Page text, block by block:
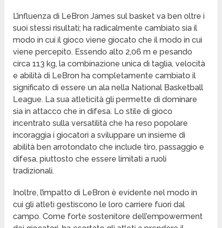
L’influenza di LeBron James sul basket va ben oltre i
suoi stessi risultati; ha radicalmente cambiato sia il
modo in cui il gioco viene giocato che il modo in cui
viene percepito. Essendo alto 2,06 m e pesando
circa 113 kg, la combinazione unica di taglia, velocità
e abilità di LeBron ha completamente cambiato il
significato di essere un ala nella National Basketball
League. La sua atleticità gli permette di dominare
sia in attacco che in difesa. Lo stile di gioco
incentrato sulla versatilità che ha reso popolare
incoraggia i giocatori a sviluppare un insieme di
abilità ben arrotondato che include tiro, passaggio e
difesa, piuttosto che essere limitati a ruoli
tradizionali.
Inoltre, l’impatto di LeBron è evidente nel modo in
cui gli atleti gestiscono le loro carriere fuori dal
campo. Come forte sostenitore dell’empowerment